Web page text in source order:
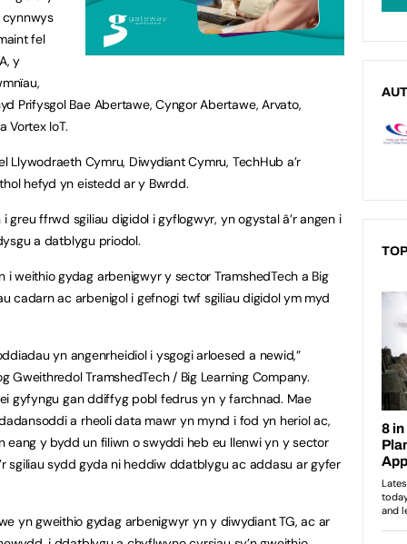
cynnwys
fel
y
Prifysgol Bae Abertawe, Cyngor Abertawe, Arvato,
Vortex IoT.
Llywodraeth Cymru, Diwydiant Cymru, TechHub a’r
hefyd yn eistedd ar y Bwrdd.
ffrwd sgiliau digidol i gyflogwyr, yn ogystal â’r angen i
a datblygu priodol.
weithio gydag arbenigwyr y sector TramshedTech a Big
cadarn ac arbenigol i gefnogi twf sgiliau digidol ym myd
yn angenrheidiol i ysgogi arloesed a newid,”
Gweithredol TramshedTech / Big Learning Company.
gyfyngu gan ddiffyg pobl fedrus yn y farchnad. Mae
a rheoli data mawr yn mynd i fod yn heriol ac,
eang y bydd un filiwn o swyddi heb eu llenwi yn y sector
sgiliau sydd gyda ni heddiw ddatblygu ac addasu ar gyfer
yn gweithio gydag arbenigwyr yn y diwydiant TG, ac ar